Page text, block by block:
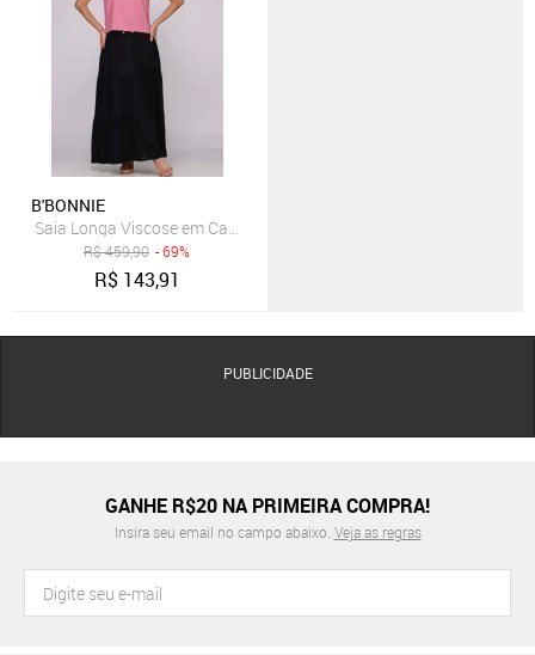
B'BONNIE
Saia Longa Viscose em Camadas B’Bonnie Luiza Preto
R$459,90 - 69%
R$ 143,91
PUBLICIDADE
GANHE R$20 NA PRIMEIRA COMPRA!
Insira seu email no campo abaixo. Veja as regras